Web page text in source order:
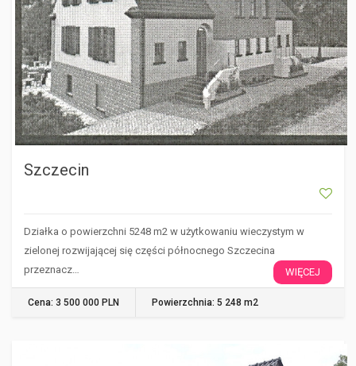
Szczecin
Działka o powierzchni 5248 m2 w użytkowaniu wieczystym w
zielonej rozwijającej się części północnego Szczecina
przeznacz…
WIĘCEJ
Cena: 3 500 000 PLN Powierzchnia: 5 248 m2